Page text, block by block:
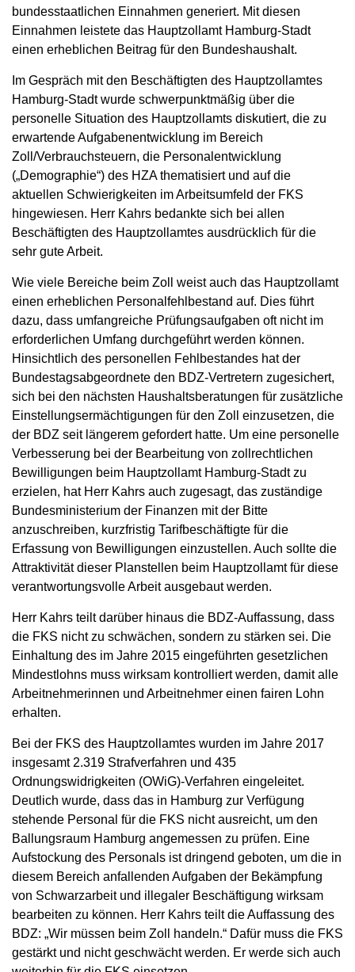
bundesstaatlichen Einnahmen generiert. Mit diesen
Einnahmen leistete das Hauptzollamt Hamburg-Stadt
einen erheblichen Beitrag für den Bundeshaushalt.
Im Gespräch mit den Beschäftigten des Hauptzollamtes
Hamburg-Stadt wurde schwerpunktmäßig über die
personelle Situation des Hauptzollamts diskutiert, die zu
erwartende Aufgabenentwicklung im Bereich
Zoll/Verbrauchsteuern, die Personalentwicklung
(„Demographie“) des HZA thematisiert und auf die
aktuellen Schwierigkeiten im Arbeitsumfeld der FKS
hingewiesen. Herr Kahrs bedankte sich bei allen
Beschäftigten des Hauptzollamtes ausdrücklich für die
sehr gute Arbeit.
Wie viele Bereiche beim Zoll weist auch das Hauptzollamt
einen erheblichen Personalfehlbestand auf. Dies führt
dazu, dass umfangreiche Prüfungsaufgaben oft nicht im
erforderlichen Umfang durchgeführt werden können.
Hinsichtlich des personellen Fehlbestandes hat der
Bundestagsabgeordnete den BDZ-Vertretern zugesichert,
sich bei den nächsten Haushaltsberatungen für zusätzliche
Einstellungsermächtigungen für den Zoll einzusetzen, die
der BDZ seit längerem gefordert hatte. Um eine personelle
Verbesserung bei der Bearbeitung von zollrechtlichen
Bewilligungen beim Hauptzollamt Hamburg-Stadt zu
erzielen, hat Herr Kahrs auch zugesagt, das zuständige
Bundesministerium der Finanzen mit der Bitte
anzuschreiben, kurzfristig Tarifbeschäftigte für die
Erfassung von Bewilligungen einzustellen. Auch sollte die
Attraktivität dieser Planstellen beim Hauptzollamt für diese
verantwortungsvolle Arbeit ausgebaut werden.
Herr Kahrs teilt darüber hinaus die BDZ-Auffassung, dass
die FKS nicht zu schwächen, sondern zu stärken sei. Die
Einhaltung des im Jahre 2015 eingeführten gesetzlichen
Mindestlohns muss wirksam kontrolliert werden, damit alle
Arbeitnehmerinnen und Arbeitnehmer einen fairen Lohn
erhalten.
Bei der FKS des Hauptzollamtes wurden im Jahre 2017
insgesamt 2.319 Strafverfahren und 435
Ordnungswidrigkeiten (OWiG)-Verfahren eingeleitet.
Deutlich wurde, dass das in Hamburg zur Verfügung
stehende Personal für die FKS nicht ausreicht, um den
Ballungsraum Hamburg angemessen zu prüfen. Eine
Aufstockung des Personals ist dringend geboten, um die in
diesem Bereich anfallenden Aufgaben der Bekämpfung
von Schwarzarbeit und illegaler Beschäftigung wirksam
bearbeiten zu können. Herr Kahrs teilt die Auffassung des
BDZ: „Wir müssen beim Zoll handeln.“ Dafür muss die FKS
gestärkt und nicht geschwächt werden. Er werde sich auch